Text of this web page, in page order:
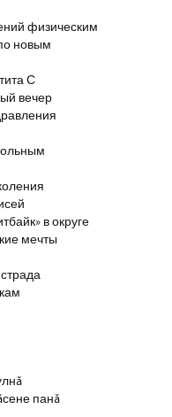
физическим
новым
С
вечер
в округе
мечты
панă